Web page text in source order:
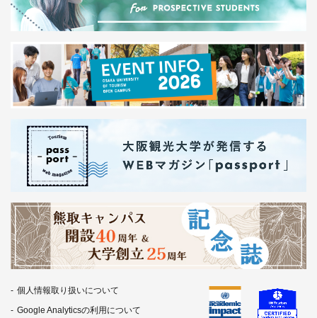
個人情報取り扱いについて
Google Analyticsの利用について